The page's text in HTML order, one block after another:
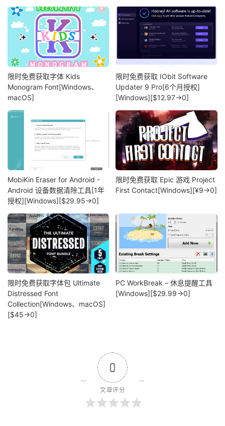
限时免费获取字体 Kids
Monogram Font[Windows、
macOS]
限时免费获取 IObit Software
Updater 9 Pro[6个月授权]
[Windows][$12.97→0]
MobiKin Eraser for Android -
Android 设备数据清除工具[1年
授权][Windows][$29.95→0]
限时免费获取 Epic 游戏 Project
First Contact[Windows][¥9→0]
限时免费获取字体包 Ultimate
Distressed Font
Collection[Windows、macOS]
[$45→0]
PC WorkBreak – 休息提醒工具
[Windows][$29.99→0]
0
文章评分